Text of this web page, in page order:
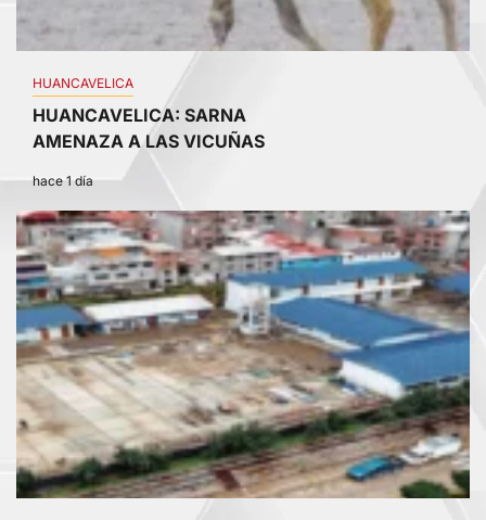
HUANCAVELICA
HUANCAVELICA: SARNA
AMENAZA A LAS VICUÑAS
hace 1 día
2